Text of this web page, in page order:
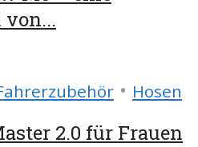
• Hosen
2.0 für Frauen